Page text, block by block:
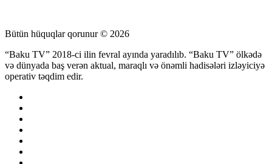
Bütün hüquqlar qorunur © 2026
“Baku TV” 2018-ci ilin fevral ayında yaradılıb. “Baku TV” ölkədə
və dünyada baş verən aktual, maraqlı və önəmli hadisələri izləyiciyə
operativ təqdim edir.